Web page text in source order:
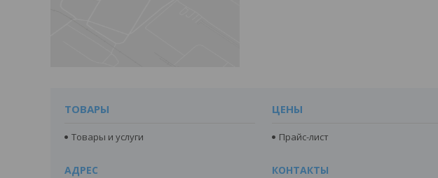
ТОВАРЫ
Товары и услуги
ЦЕНЫ
Прайс-лист